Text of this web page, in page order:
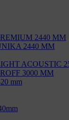
2440 MM
2440 MM
ACOUSTIC
3000 MM
mm